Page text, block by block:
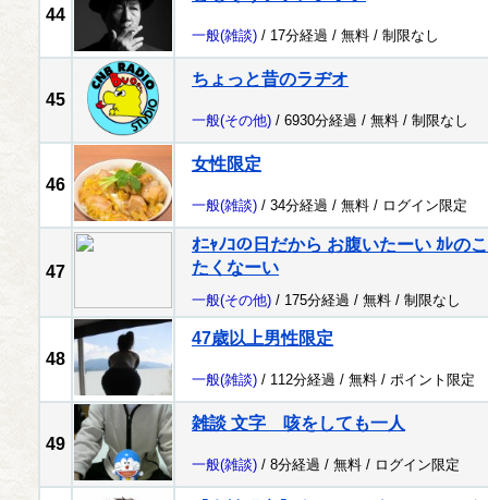
44
一般(雑談) / 17分経過 / 無料 / 制限なし
45
ちょっと昔のラヂオ
一般(その他) / 6930分経過 / 無料 / 制限なし
46
女性限定
一般(雑談) / 34分経過 / 無料 / ログイン限定
47
ｵﾆｬﾉｺの日だから お腹いたーい ｶﾚの
たくなーい
一般(その他) / 175分経過 / 無料 / 制限なし
48
47歳以上男性限定
一般(雑談) / 112分経過 / 無料 / ポイント限定
49
雑談 文字 咳をしても一人
一般(雑談) / 8分経過 / 無料 / ログイン限定